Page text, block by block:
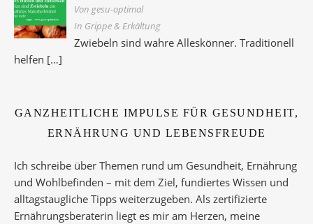
Von gesu-optimal
In Grippe & Erkältung
Zwiebeln sind wahre Alleskönner. Traditionell
helfen […]
GANZHEITLICHE IMPULSE FÜR GESUNDHEIT,
ERNÄHRUNG UND LEBENSFREUDE
Ich schreibe über Themen rund um Gesundheit, Ernährung
und Wohlbefinden – mit dem Ziel, fundiertes Wissen und
alltagstaugliche Tipps weiterzugeben. Als zertifizierte
Ernährungsberaterin liegt es mir am Herzen, meine